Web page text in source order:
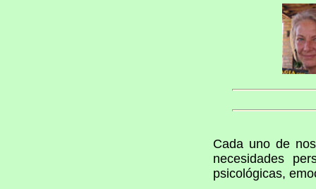
Cada uno de
necesidades
psicológicas,